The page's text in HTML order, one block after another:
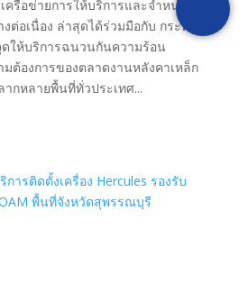
รือข่ายการให้บริการและจำหน่าย
ต่อเนื่อง ล่าสุดได้ร่วมมือกับ กระทิง
ดให้บริการฉนวนกันความร้อน
ต้องการของตลาดงานหลังคาเหล็ก
กหลายพื้นที่ทั่วประเทศ...